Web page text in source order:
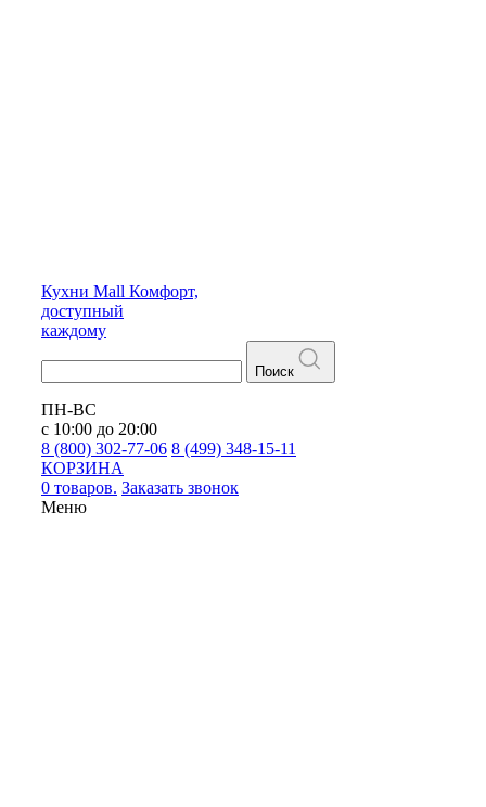
Кухни Mall Комфорт,
доступный
каждому
Поиск
ПН-ВС
с 10:00 до 20:00
8 (800) 302-77-06 8 (499) 348-15-11
КОРЗИНА
0 товаров. Заказать звонок
Меню